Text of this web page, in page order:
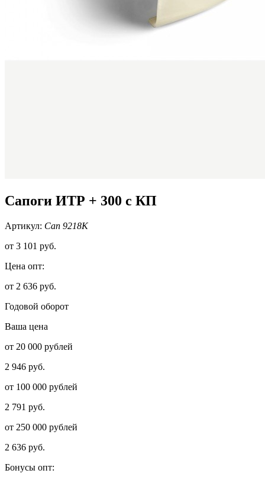
Сапоги ИТР + 300 с КП
Артикул: Сап 9218К
от 3 101 руб.
Цена опт:
от 2 636 руб.
Годовой оборот
Ваша цена
от 20 000 рублей
2 946 руб.
от 100 000 рублей
2 791 руб.
от 250 000 рублей
2 636 руб.
Бонусы опт: